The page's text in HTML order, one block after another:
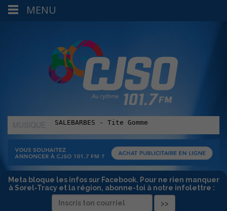
MUSIQUE
:
Meta bloque les infos sur Facebook. Pour ne rien manquer
à Sorel-Tracy et la région, abonne-toi à notre infolettre :
MENU